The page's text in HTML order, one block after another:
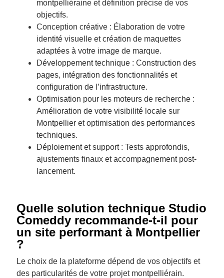
montpelliéraine et définition précise de vos
objectifs.
Conception créative : Élaboration de votre
identité visuelle et création de maquettes
adaptées à votre image de marque.
Développement technique : Construction des
pages, intégration des fonctionnalités et
configuration de l’infrastructure.
Optimisation pour les moteurs de recherche :
Amélioration de votre visibilité locale sur
Montpellier et optimisation des performances
techniques.
Déploiement et support : Tests approfondis,
ajustements finaux et accompagnement post-
lancement.
Quelle solution technique Studio
Comeddy recommande-t-il pour
un site performant à Montpellier
?
Le choix de la plateforme dépend de vos objectifs et
des particularités de votre projet montpelliérain.